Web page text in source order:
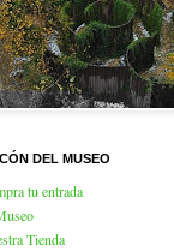
DEL MUSEO
tu entrada
Tienda